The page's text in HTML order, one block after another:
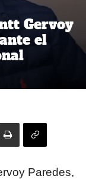
Gervoy
el
Paredes,